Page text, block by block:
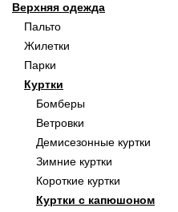
Верхняя одежда
Пальто
Жилетки
Парки
Куртки
Бомберы
Ветровки
Демисезонные куртки
Зимние куртки
Короткие куртки
Куртки с капюшоном